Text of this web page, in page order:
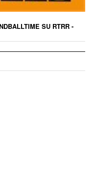
SU RTRR -